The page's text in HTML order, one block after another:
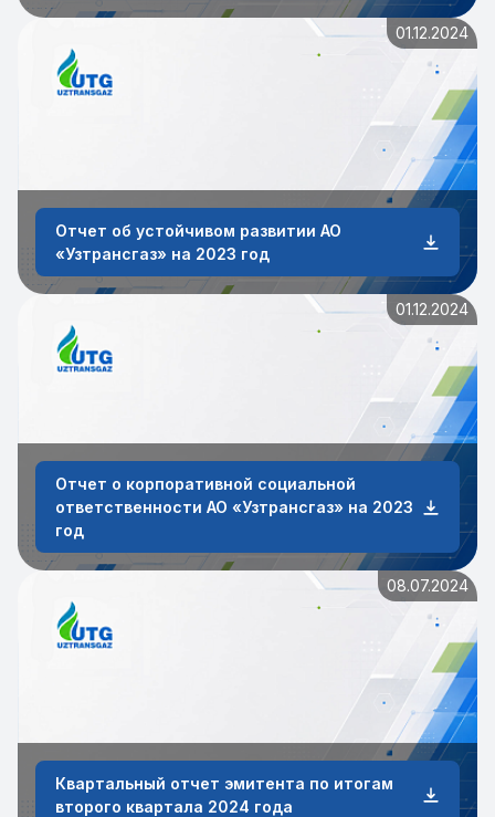
01.12.2024
Отчет об устойчивом развитии АО
«Узтрансгаз» на 2023 год
01.12.2024
Отчет о корпоративной социальной
ответственности АО «Узтрансгаз» на 2023
год
08.07.2024
Квартальный отчет эмитента по итогам
второго квартала 2024 года